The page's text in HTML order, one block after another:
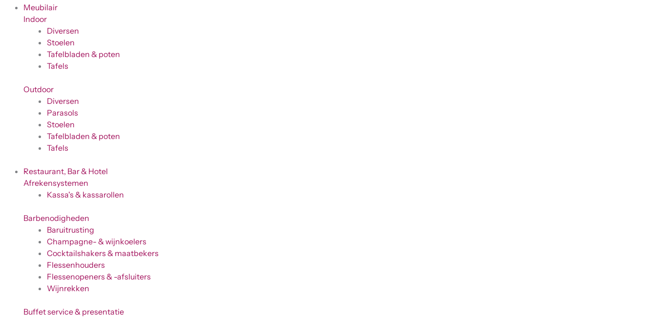
Meubilair
Indoor
Diversen
Stoelen
Tafelbladen & poten
Tafels
Outdoor
Diversen
Parasols
Stoelen
Tafelbladen & poten
Tafels
Restaurant, Bar & Hotel
Afrekensystemen
Kassa's & kassarollen
Barbenodigheden
Baruitrusting
Champagne- & wijnkoelers
Cocktailshakers & maatbekers
Flessenhouders
Flessenopeners & -afsluiters
Wijnrekken
Buffet service & presentatie